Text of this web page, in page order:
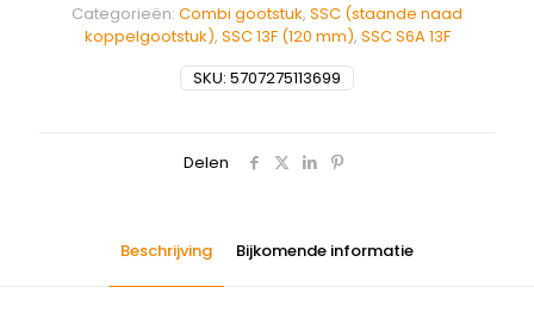
SKU: 5707275113699
Categorieën: Combi gootstuk, SSC (staande naad
koppelgootstuk), SSC 13F (120 mm), SSC S6A 13F
Delen
Beschrijving Bijkomende informatie